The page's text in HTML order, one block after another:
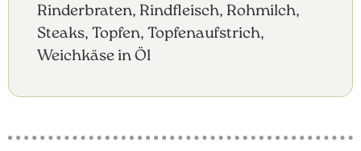
Rinderbraten, Rindfleisch, Rohmilch,
Steaks, Topfen, Topfenaufstrich,
Weichkäse in Öl